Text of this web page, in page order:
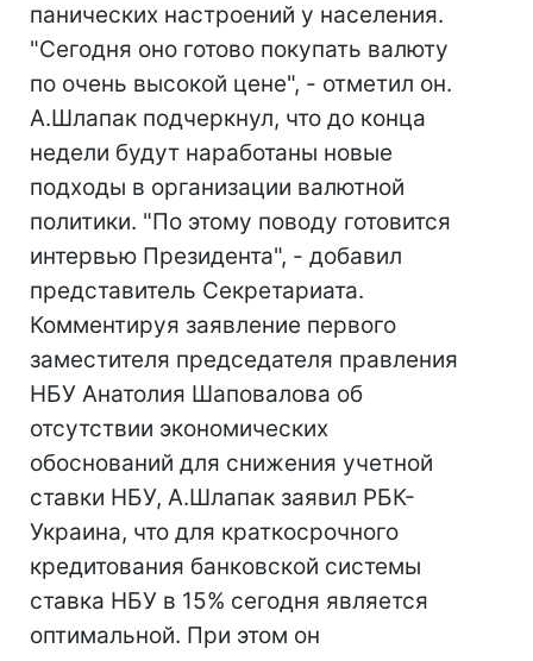
панических настроений у населения.
"Сегодня оно готово покупать валюту
по очень высокой цене", - отметил он.
А.Шлапак подчеркнул, что до конца
недели будут наработаны новые
подходы в организации валютной
политики. "По этому поводу готовится
интервью Президента", - добавил
представитель Секретариата.
Комментируя заявление первого
заместителя председателя правления
НБУ Анатолия Шаповалова об
отсутствии экономических
обоснований для снижения учетной
ставки НБУ, А.Шлапак заявил РБК-
Украина, что для краткосрочного
кредитования банковской системы
ставка НБУ в 15% сегодня является
оптимальной. При этом он